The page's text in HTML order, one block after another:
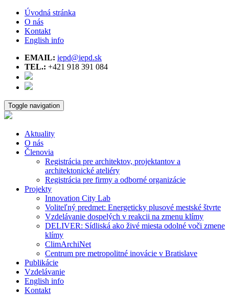
Úvodná stránka
O nás
Kontakt
English info
EMAIL: iepd@iepd.sk
TEL.: +421 918 391 084
Toggle navigation
Aktuality
O nás
Členovia
Registrácia pre architektov, projektantov a
architektonické ateliéry
Registrácia pre firmy a odborné organizácie
Projekty
Innovation City Lab
Voliteľný predmet: Energeticky plusové mestské štvrte
Vzdelávanie dospelých v reakcii na zmenu klímy
DELIVER: Sídliská ako živé miesta odolné voči zmene
klímy
ClimArchiNet
Centrum pre metropolitné inovácie v Bratislave
Publikácie
Vzdelávanie
English info
Kontakt